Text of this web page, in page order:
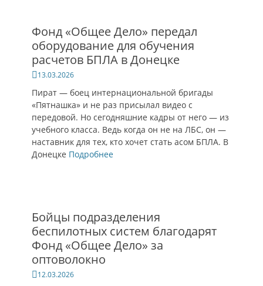
Фонд «Общее Дело» передал
оборудование для обучения
расчетов БПЛА в Донецке
Опубликовано
13.03.2026
Пират — боец интернациональной бригады
«Пятнашка» и не раз присылал видео с
передовой. Но сегодняшние кадры от него — из
учебного класса. Ведь когда он не на ЛБС, он —
наставник для тех, кто хочет стать асом БПЛА. В
Донецке Подробнее
Бойцы подразделения
беспилотных систем благодарят
Фонд «Общее Дело» за
оптоволокно
Опубликовано
12.03.2026